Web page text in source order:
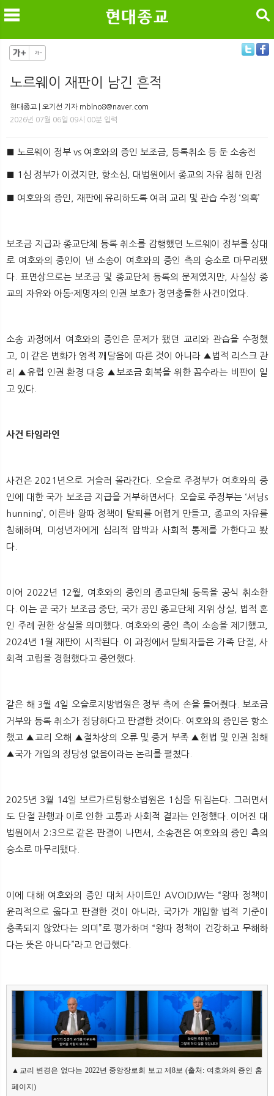
뉴 색
검색
노르웨이 재판이 남긴 흔적
현대종교 | 오기선 기자 mblno8@naver.com
2026년 07월 06일 09시 00분 입력
■ 노르웨이 정부 vs 여호와의 증인 보조금, 등록취소 등 둔 소송전
■ 1심 정부가 이겼지만, 항소심, 대법원에서 종교의 자유 침해 인정
■ 여호와의 증인, 재판에 유리하도록 여러 교리 및 관습 수정 ‘의혹’
보조금 지급과 종교단체 등록 취소를 감행했던 노르웨이 정부를 상대
로 여호와의 증인이 낸 소송이 여호와의 증인 측의 승소로 마무리됐
다. 표면상으로는 보조금 및 종교단체 등록의 문제였지만, 사실상 종
교의 자유와 아동·제명자의 인권 보호가 정면충돌한 사건이었다.
소송 과정에서 여호와의 증인은 문제가 됐던 교리와 관습을 수정했
고, 이 같은 변화가 영적 깨달음에 따른 것이 아니라 ▲법적 리스크 관
리 ▲유럽 인권 환경 대응 ▲보조금 회복을 위한 꼼수라는 비판이 일
고 있다.
사건 타임라인
사건은 2021년으로 거슬러 올라간다. 오슬로 주정부가 여호와의 증
인에 대한 국가 보조금 지급을 거부하면서다. 오슬로 주정부는 ‘셔닝s
hunning’, 이른바 왕따 정책이 탈퇴를 어렵게 만들고, 종교의 자유를
침해하며, 미성년자에게 심리적 압박과 사회적 통제를 가한다고 봤
다.
이어 2022년 12월, 여호와의 증인의 종교단체 등록을 공식 취소한
다. 이는 곧 국가 보조금 중단, 국가 공인 종교단체 지위 상실, 법적 혼
인 주례 권한 상실을 의미했다. 여호와의 증인 측이 소송을 제기했고,
2024년 1월 재판이 시작된다. 이 과정에서 탈퇴자들은 가족 단절, 사
회적 고립을 경험했다고 증언했다.
같은 해 3월 4일 오슬로지방법원은 정부 측에 손을 들어줬다. 보조금
거부와 등록 취소가 정당하다고 판결한 것이다. 여호와의 증인은 항소
했고 ▲교리 오해 ▲절차상의 오류 및 증거 부족 ▲헌법 및 인권 침해
▲국가 개입의 정당성 없음이라는 논리를 펼쳤다.
2025년 3월 14일 보르가르팅항소법원은 1심을 뒤집는다. 그러면서
도 단절 관행과 이로 인한 고통과 사회적 결과는 인정했다. 이어진 대
법원에서 2:3으로 같은 판결이 나면서, 소송전은 여호와의 증인 측의
승소로 마무리됐다.
이에 대해 여호와의 증인 대처 사이트인 AVOIDJW는 “왕따 정책이
윤리적으로 옳다고 판결한 것이 아니라, 국가가 개입할 법적 기준이
충족되지 않았다는 의미”로 평가하며 “왕따 정책이 건강하고 무해하
다는 뜻은 아니다”라고 언급했다.
▲교리 변경은 없다는 2022년 중앙장로회 보고 제8보 (출처: 여호와의 증인 홈
페이지)